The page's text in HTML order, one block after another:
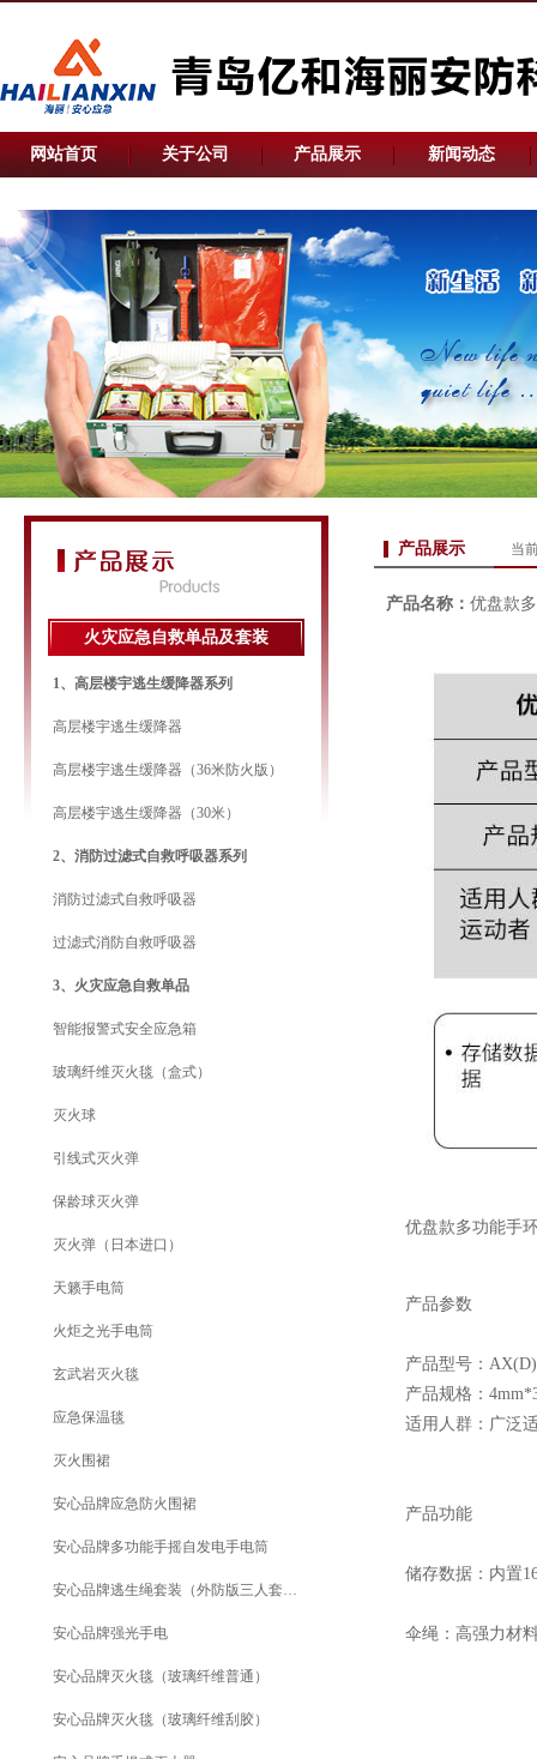
网站首页 关于公司 产品展示 新闻动态
火灾应急自救单品及套装
1、高层楼宇逃生缓降器系列
高层楼宇逃生缓降器
高层楼宇逃生缓降器（36米防火版）
高层楼宇逃生缓降器（30米）
2、消防过滤式自救呼吸器系列
消防过滤式自救呼吸器
过滤式消防自救呼吸器
3、火灾应急自救单品
智能报警式安全应急箱
玻璃纤维灭火毯（盒式）
灭火球
引线式灭火弹
保龄球灭火弹
灭火弹（日本进口）
天籁手电筒
火炬之光手电筒
玄武岩灭火毯
应急保温毯
灭火围裙
安心品牌应急防火围裙
安心品牌多功能手摇自发电手电筒
安心品牌逃生绳套装（外防版三人套装）
安心品牌强光手电
安心品牌灭火毯（玻璃纤维普通）
安心品牌灭火毯（玻璃纤维刮胶）
产品展示 当
产品名称： 优盘款
优盘款多功能手
产品参数
产品型号：
产品规格：
适用人群：广泛
产品功能
储存数据：内置
伞绳：高强力材料